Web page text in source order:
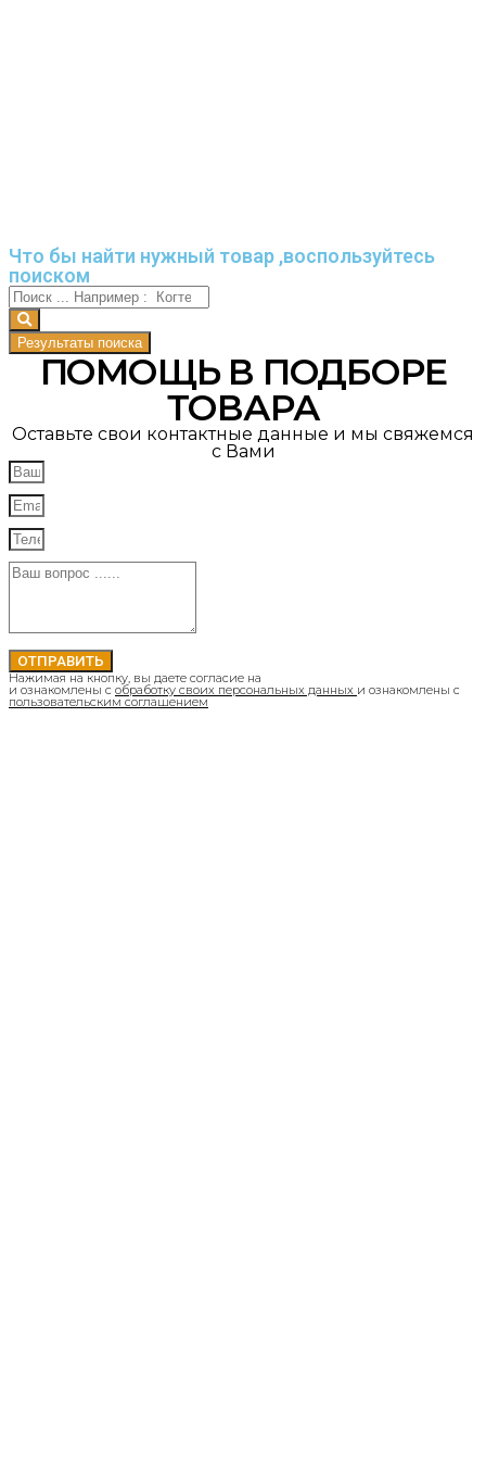
Что бы найти нужный товар ,воспользуйтесь
поиском
Результаты поиска
ПОМОЩЬ В ПОДБОРЕ
ТОВАРА
Оставьте свои контактные данные и мы свяжемся
с Вами
ОТПРАВИТЬ
Нажимая на кнопку, вы даете согласие на
и ознакомлены с обработку своих персональных данных и ознакомлены с
пользовательским соглашением